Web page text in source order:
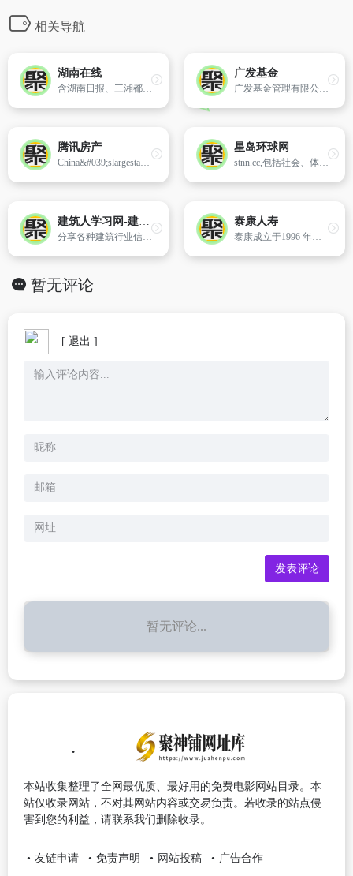
相关导航
湖南在线
含湖南日报、三湘都市报、文萃、家庭导报、大众卫生报、科教新报的电子版。
广发基金
广发基金管理有限公司成立于2003年8月，曾获七届业内权威“金牛基金管理公司”奖项，资产管理规模超12000亿元，累计服务投资者超10000万人，为持有人盈利超2000亿元(截至2021.03.31)，受托管理国家社保、养老资金。
腾讯房产
China&#039;slargestandmostusedInternetserviceportalownedbyTencent,IncfoundedinNovember,1998.Presently,Tencentisaimingitsoperationsatthestrategicgoalofprovidinguserswitha"one-stoponlinelifeservice".Tencent&#039;sInternetplatformsQQ,QQ.com,QQGames,andPaiPai.comhavebroughttogetherChina&#039;sla...
星岛环球网
stnn.cc,包括社会、体育、娱乐等新闻以及文化、军事、健康等资讯。
建筑人学习网-建筑人学习天地,考证乐园及软件下载市场
分享各种建筑行业信息及学习资料、软件下载及APP安装教程，例如建造师考证技巧、建造师资料分享，BIM学习资料、办公技巧，为行业人提供一个高效便捷的学习园地及软件APP下载渠道。
泰康人寿
泰康成立于1996 年，旗下拥有泰康人寿、泰康资产、泰康养老、泰康之家、泰康健康管理、泰康在线等公司，形成保险、资管、医养三大核心业务体系
暂无评论
[ 退出 ]
暂无评论...
本站收集整理了全网最优质、最好用的免费电影网站目录。本
站仅收录网站，不对其网站内容或交易负责。若收录的站点侵
害到您的利益，请联系我们删除收录。
友链申请 免责声明 网站投稿 广告合作